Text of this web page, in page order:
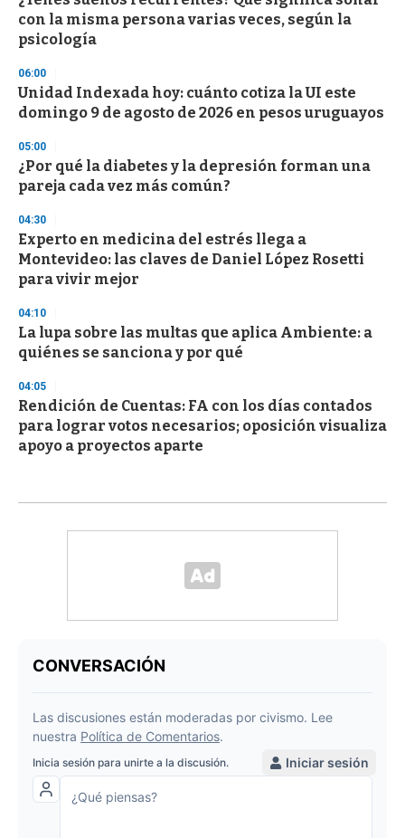
con la misma persona varias veces, según la
psicología
06:00
Unidad Indexada hoy: cuánto cotiza la UI este
domingo 9 de agosto de 2026 en pesos uruguayos
05:00
¿Por qué la diabetes y la depresión forman una
pareja cada vez más común?
04:30
Experto en medicina del estrés llega a
Montevideo: las claves de Daniel López Rosetti
para vivir mejor
04:10
La lupa sobre las multas que aplica Ambiente: a
quiénes se sanciona y por qué
04:05
Rendición de Cuentas: FA con los días contados
para lograr votos necesarios; oposición visualiza
apoyo a proyectos aparte